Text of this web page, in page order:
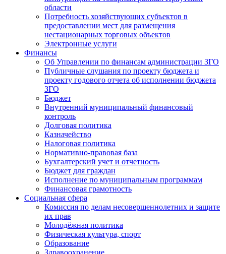
области
Потребность хозяйствующих субъектов в
предоставлении мест для размещения
нестационарных торговых объектов
Электронные услуги
Финансы
Об Управлении по финансам администрации ЗГО
Публичные слушания по проекту бюджета и
проекту годового отчета об исполнении бюджета
ЗГО
Бюджет
Внутренний муниципальный финансовый
контроль
Долговая политика
Казначейство
Налоговая политика
Нормативно-правовая база
Бухгалтерский учет и отчетность
Бюджет для граждан
Исполнение по муниципальным программам
Финансовая грамотность
Социальная сфера
Комиссия по делам несовершеннолетних и защите
их прав
Молодёжная политика
Физическая культура, спорт
Образование
Здравоохранение